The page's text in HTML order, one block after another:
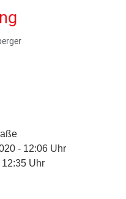
- 12:06 Uhr
12:35 Uhr